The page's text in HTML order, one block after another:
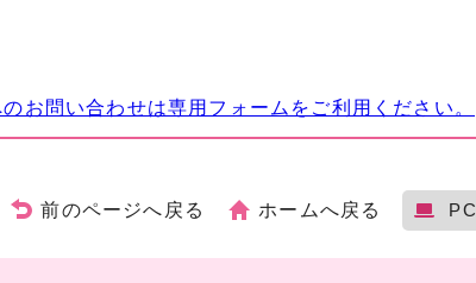
お問い合わせは専用フォームをご利用ください。
前のページへ戻る ホームへ戻る